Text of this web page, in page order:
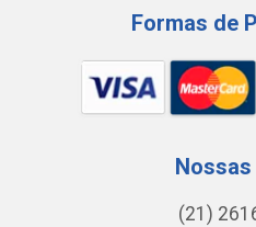
Formas de
(21)